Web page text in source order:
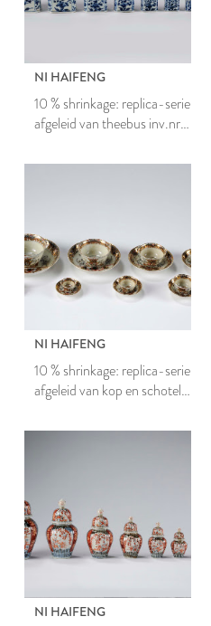
NI HAIFENG
10 % shrinkage: replica-serie
afgeleid van theebus inv.nr.
NI HAIFENG
10 % shrinkage: replica-serie
afgeleid van kop en schotel
NI HAIFENG